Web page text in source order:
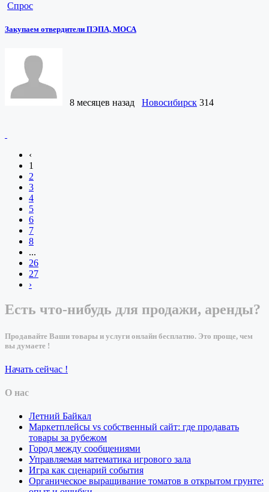
Спрос
Закупаем отвердители ПЭПА, МОСА
8 месяцев назад Новосибирск 314
‹
1
2
3
4
5
6
7
8
...
26
27
›
Есть что-нибудь для продажи, аренды?
Продавайте Ваши товары и услуги онлайн бесплатно. Это проще, чем
вы думаете !
Начать сейчас !
О нас
Летний Байкал
Маркетплейсы vs собственный сайт: где продавать
товары за рубежом
Город между сообщениями
Управляемая математика игрового зала
Игра как сценарий события
Органическое выращивание томатов в открытом грунте: